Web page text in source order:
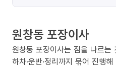
원창동 포장이사
원창동 포장이사는 짐을 나르는
하차·운반·정리까지 묶어 진행